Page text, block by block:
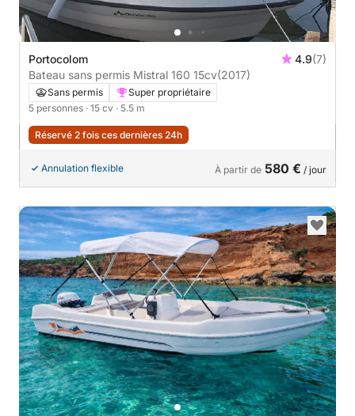
Portocolom 4.9(7)
Bateau sans permis Mistral 160 15cv(2017)
Sans permis
Super propriétaire
5 personnes · 15 cv · 5.5 m
Réservé 2 fois ces dernières 24h
Annulation flexible À partir de 580 € / jour